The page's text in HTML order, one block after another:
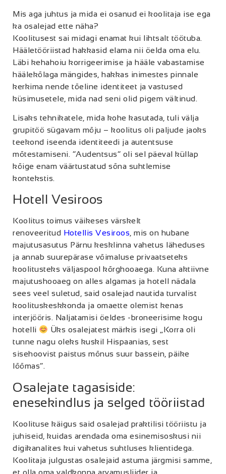
Mis aga juhtus ja mida ei osanud ei koolitaja ise ega
ka osalejad ette näha?
Koolitusest sai midagi enamat kui lihtsalt töötuba.
Hääletööriistad hakkasid elama nii öelda oma elu.
Läbi kehahoiu korrigeerimise ja hääle vabastamise
häälekõlaga mängides, hakkas inimestes pinnale
kerkima nende tõeline identiteet ja vastused
küsimusetele, mida nad seni olid pigem vältinud.
Lisaks tehnikatele, mida kohe kasutada, tuli välja
grupitöö sügavam mõju – koolitus oli paljude jaoks
teekond iseenda identiteedi ja autentsuse
mõtestamiseni. “Audentsus” oli sel päeval küllap
kõige enam väärtustatud sõna suhtlemise
kontekstis.
Hotell Vesiroos
Koolitus toimus väikeses värskelt
renoveeritud Hotellis Vesiroos , mis on hubane
majutusasutus Pärnu kesklinna vahetus läheduses
ja annab suurepärase võimaluse privaatseteks
koolitusteks väljaspool kõrghooaega. Kuna aktiivne
majutushooaeg on alles algamas ja hotell nädala
sees veel suletud, said osalejad nautida turvalist
koolituskeskkonda ja omaette olemist kenas
interjööris. Naljatamisi öeldes -broneerisime kogu
hotelli
Üks osalejatest märkis isegi „Korra oli
tunne nagu oleks kuskil Hispaanias, sest
sisehoovist paistus mõnus suur bassein, päike
lõõmas“.
Osalejate tagasiside:
enesekindlus ja selged tööriistad
Koolituse käigus said osalejad praktilisi tööriistu ja
juhiseid, kuidas arendada oma esinemisoskusi nii
digikanalites kui vahetus suhtluses klientidega.
Koolitaja julgustas osalejaid astuma järgmisi samme,
et olla oma valdkonna arvamusliider ja